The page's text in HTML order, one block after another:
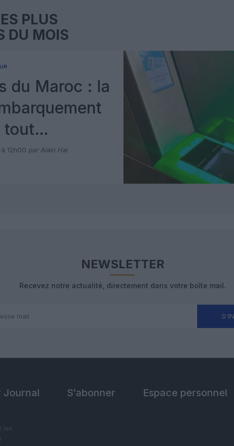
PLUS
DU MOIS
du Maroc : la
tout
avec Pax
12h00 par Alain Hai
NEWSLETTER
Recevez notre actualité, directement dans votre boîte mail.
Journal S’abonner Espace personnel